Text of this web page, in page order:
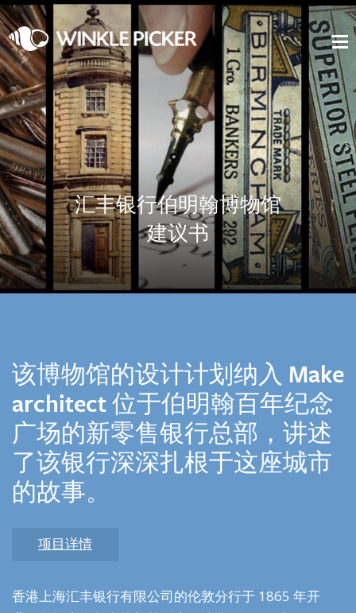
汇丰银行伯明翰博物馆
建议书
该博物馆的设计计划纳入 Make
architect 位于伯明翰百年纪念
广场的新零售银行总部，讲述
了该银行深深扎根于这座城市
的故事。
项目详情
香港上海汇丰银行有限公司的伦敦分行于 1865 年开